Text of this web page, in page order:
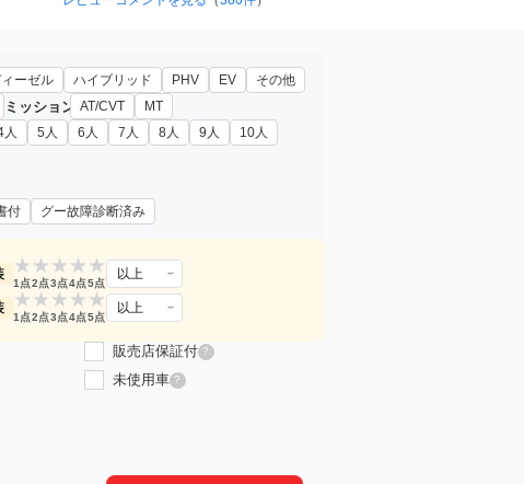
ーゼル ハイブリッド PHV EV その他
ミッション AT/CVT MT
人 5人 6人 7人 8人 9人
10人
付 グー故障診断済み
★
1点
★
2点
★
3点
★
4点
★
5点
以上
★
1点
★
2点
★
3点
★
4点
★
5点
以上
販売店保証付 ?
未使用車 ?